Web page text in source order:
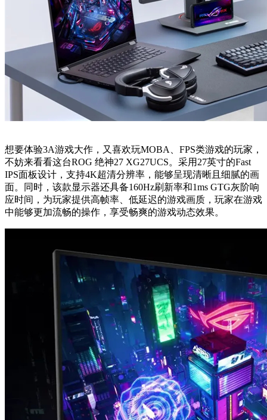
想要体验3A游戏大作，又喜欢玩MOBA、FPS类游戏的玩家，
不妨来看看这台ROG 绝神27 XG27UCS。采用27英寸的Fast
IPS面板设计，支持4K超清分辨率，能够呈现清晰且细腻的画
面。同时，该款显示器还具备160Hz刷新率和1ms GTG灰阶响
应时间，为玩家提供高帧率、低延迟的游戏画质，玩家在游戏
中能够更加流畅的操作，享受畅爽的游戏动态效果。